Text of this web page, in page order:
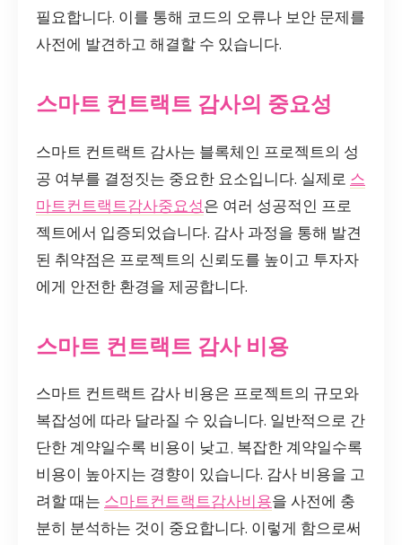
필요합니다. 이를 통해 코드의 오류나 보안 문제를
사전에 발견하고 해결할 수 있습니다.
스마트 컨트랙트 감사의 중요성
스마트 컨트랙트 감사는 블록체인 프로젝트의 성
공 여부를 결정짓는 중요한 요소입니다. 실제로 스
마트컨트랙트감사중요성은 여러 성공적인 프로
젝트에서 입증되었습니다. 감사 과정을 통해 발견
된 취약점은 프로젝트의 신뢰도를 높이고 투자자
에게 안전한 환경을 제공합니다.
스마트 컨트랙트 감사 비용
스마트 컨트랙트 감사 비용은 프로젝트의 규모와
복잡성에 따라 달라질 수 있습니다. 일반적으로 간
단한 계약일수록 비용이 낮고, 복잡한 계약일수록
비용이 높아지는 경향이 있습니다. 감사 비용을 고
려할 때는 스마트컨트랙트감사비용을 사전에 충
분히 분석하는 것이 중요합니다. 이렇게 함으로써